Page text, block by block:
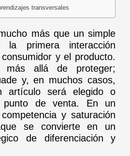
transversales
más que un simple
la primera interacción
y el producto.
allá de proteger;
y, en muchos casos,
artículo será elegido o
punto de venta. En un
y saturación
se convierte en un
de diferenciación y